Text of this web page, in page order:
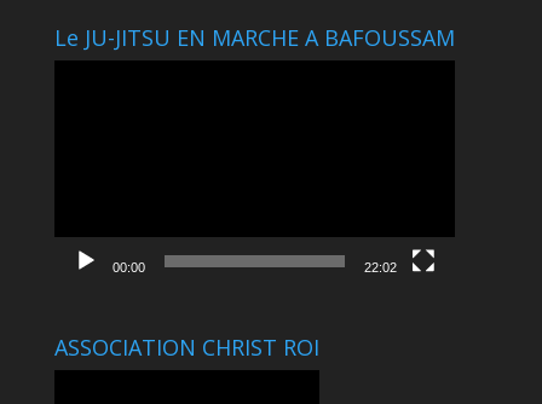
Le JU-JITSU EN MARCHE A BAFOUSSAM
00:00 22:02
ASSOCIATION CHRIST ROI